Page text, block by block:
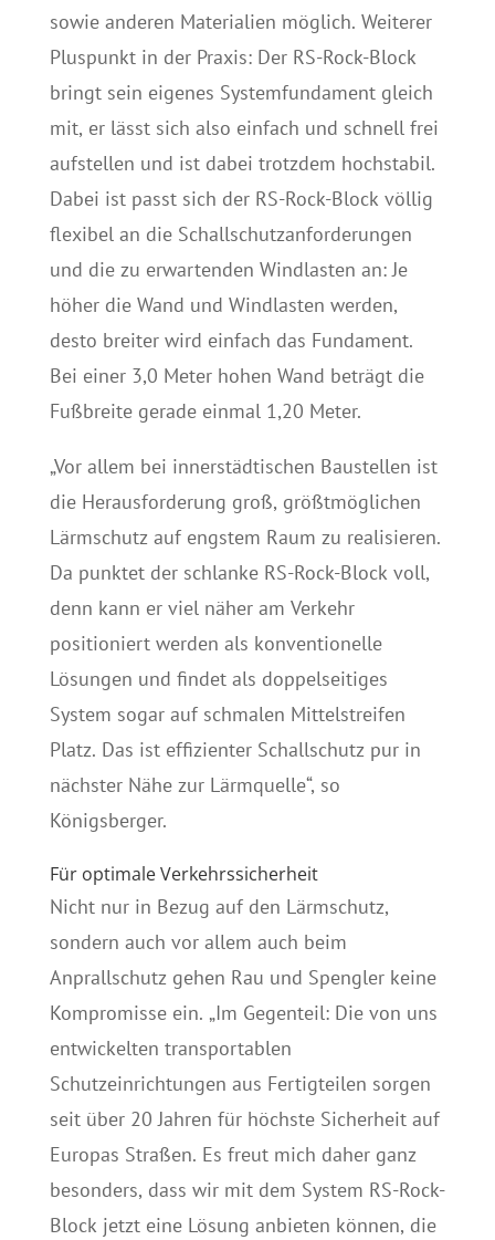
sowie anderen Materialien möglich. Weiterer
Pluspunkt in der Praxis: Der RS-Rock-Block
bringt sein eigenes Systemfundament gleich
mit, er lässt sich also einfach und schnell frei
aufstellen und ist dabei trotzdem hochstabil.
Dabei ist passt sich der RS-Rock-Block völlig
flexibel an die Schallschutzanforderungen
und die zu erwartenden Windlasten an: Je
höher die Wand und Windlasten werden,
desto breiter wird einfach das Fundament.
Bei einer 3,0 Meter hohen Wand beträgt die
Fußbreite gerade einmal 1,20 Meter.
„Vor allem bei innerstädtischen Baustellen ist
die Herausforderung groß, größtmöglichen
Lärmschutz auf engstem Raum zu realisieren.
Da punktet der schlanke RS-Rock-Block voll,
denn kann er viel näher am Verkehr
positioniert werden als konventionelle
Lösungen und findet als doppelseitiges
System sogar auf schmalen Mittelstreifen
Platz. Das ist effizienter Schallschutz pur in
nächster Nähe zur Lärmquelle“, so
Königsberger.
Für optimale Verkehrssicherheit
Nicht nur in Bezug auf den Lärmschutz,
sondern auch vor allem auch beim
Anprallschutz gehen Rau und Spengler keine
Kompromisse ein. „Im Gegenteil: Die von uns
entwickelten transportablen
Schutzeinrichtungen aus Fertigteilen sorgen
seit über 20 Jahren für höchste Sicherheit auf
Europas Straßen. Es freut mich daher ganz
besonders, dass wir mit dem System RS-Rock-
Block jetzt eine Lösung anbieten können, die